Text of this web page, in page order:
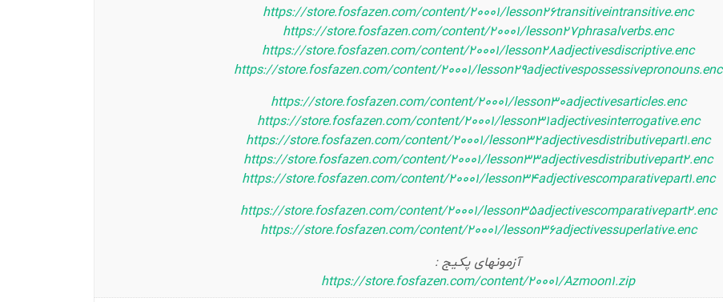
https://store.fosfazen.com/content/20001/lesson26transitiveintransitive.enc
https://store.fosfazen.com/content/20001/lesson27phrasalverbs.enc
https://store.fosfazen.com/content/20001/lesson28adjectivesdiscriptive.enc
https://store.fosfazen.com/content/20001/lesson29adjectivespossessivepronouns.enc
https://store.fosfazen.com/content/20001/lesson30adjectivesarticles.enc
https://store.fosfazen.com/content/20001/lesson31adjectivesinterrogative.enc
https://store.fosfazen.com/content/20001/lesson32adjectivesdistributivepart1.enc
https://store.fosfazen.com/content/20001/lesson33adjectivesdistributivepart2.enc
https://store.fosfazen.com/content/20001/lesson34adjectivescomparativepart1.enc
https://store.fosfazen.com/content/20001/lesson35adjectivescomparativepart2.enc
https://store.fosfazen.com/content/20001/lesson36adjectivessuperlative.enc
آزمونهای پکیج :
https://store.fosfazen.com/content/20001/Azmoon1.zip